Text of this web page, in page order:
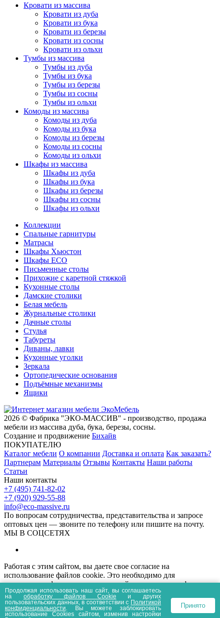
Кровати из массива
Кровати из дуба
Кровати из бука
Кровати из березы
Кровати из сосны
Кровати из ольхи
Тумбы из массива
Тумбы из дуба
Тумбы из бука
Тумбы из березы
Тумбы из сосны
Тумбы из ольхи
Комоды из массива
Комоды из дуба
Комоды из бука
Комоды из березы
Комоды из сосны
Комоды из ольхи
Шкафы из массива
Шкафы из дуба
Шкафы из бука
Шкафы из березы
Шкафы из сосны
Шкафы из ольхи
Коллекции
Спальные гарнитуры
Матрасы
Шкафы Хьюстон
Шкафы ECO
Письменные столы
Прихожие с каретной стяжкой
Кухонные столы
Дамские столики
Белая мебель
Журнальные столики
Дачные столы
Стулья
Табуреты
Диваны, лавки
Кухонные уголки
Зеркала
Ортопедические основания
Подъёмные механизмы
Ящики
2026 © Фабрика "ЭКО-МАССИВ" - производство, продажа
мебели из массива дуба, бука, березы, сосны.
Создание и продвижение Бихайв
ПОКУПАТЕЛЮ
Каталог мебели О компании Доставка и оплата Как заказать?
Партнерам Материалы Отзывы Контакты Наши работы
Статьи
Наши контакты
+7 (495) 741-82-02
+7 (920) 929-55-88
info@eco-massive.ru
По вопросам сотрудничества, представи­тельства и запросе
оптовых цен — звоните по телефону или пишите на почту.
МЫ В СОЦСЕТЯХ
Работая с этим сайтом, вы даете свое согласие на
использование файлов cookie. Это необходимо для
нормального функционирования сайта и анализа трафика.
Информация, представленная на сайте носит
информационный характер и не является публичной офертой.
Политика конфиденциальности
Пользовательское соглашение
Продолжая использовать наш сайт, вы соглашаетесь
на обработку файлов Сookie и других
пользовательских данных, в соответствии с Политикой
конфиденциальности . Вы можете заблокировать
использование Cookies сайтом, изменив настройки
Принято